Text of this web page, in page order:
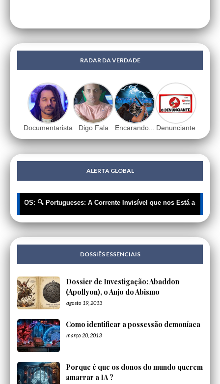
RADAR DA VERDADE
Documentarista Digo Fala Encarando... Denunciante
ALERTA GLOBAL
🔍 Portugueses: A Corrente Invisível que nos Está a Roupar
DOSSIÊS ESSENCIAIS
Dossier de Investigação: Abaddon
(Apollyon), o Anjo do Abismo
agosto 19, 2013
Como identificar a possessão demoníaca
março 20, 2013
Porque é que os donos do mundo querem
amarrar a IA ?